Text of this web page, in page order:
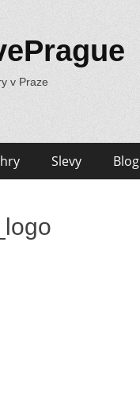
v Praze
Slevy Blog